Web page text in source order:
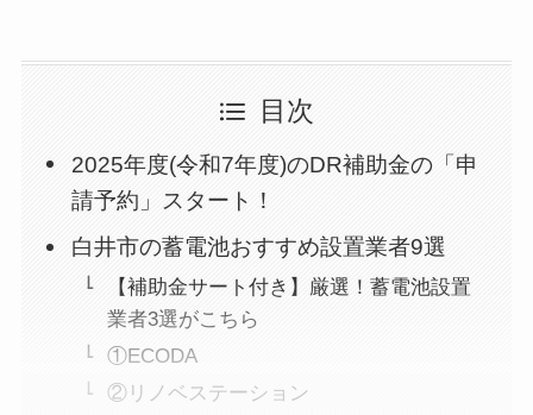
目次
2025年度(令和7年度)のDR補助金の「申
請予約」スタート！
白井市の蓄電池おすすめ設置業者9選
【補助金サート付き】厳選！蓄電池設置
業者3選がこちら
①ECODA
②リノベステーション